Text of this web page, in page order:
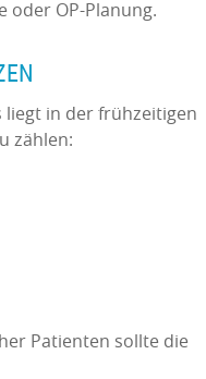
oder OP-Planung.
liegt in der frühzeitigen
zählen:
Patienten sollte die